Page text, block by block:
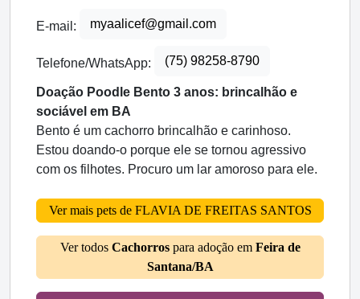
E-mail: myaalicef@gmail.com
Telefone/WhatsApp: (75) 98258-8790
Doação Poodle Bento 3 anos: brincalhão e
sociável em BA
Bento é um cachorro brincalhão e carinhoso.
Estou doando-o porque ele se tornou agressivo
com os filhotes. Procuro um lar amoroso para ele.
Ver mais pets de FLAVIA DE FREITAS SANTOS
Ver todos Cachorrospara adoção em Feira de
Santana/BA